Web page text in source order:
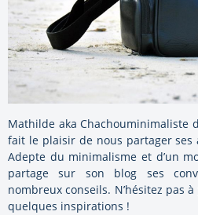
Mathilde aka Chachouminimaliste
fait le plaisir de nous partager ses
Adepte du minimalisme et d’un
partage sur son blog ses
nombreux conseils. N’hésitez pas
quelques inspirations !